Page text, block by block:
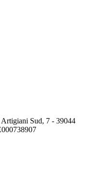
Sud, 7 - 39044